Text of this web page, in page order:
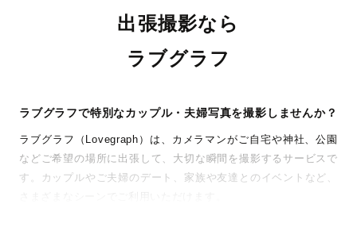
出張撮影なら
ラブグラフ
ラブグラフで特別なカップル・夫婦写真を撮影しませんか？
ラブグラフ（Lovegraph）は、カメラマンがご自宅や神社、公園
などご希望の場所に出張して、大切な瞬間を撮影するサービスで
す。カップルやご夫婦のデート、家族や友達とのイベントなど、